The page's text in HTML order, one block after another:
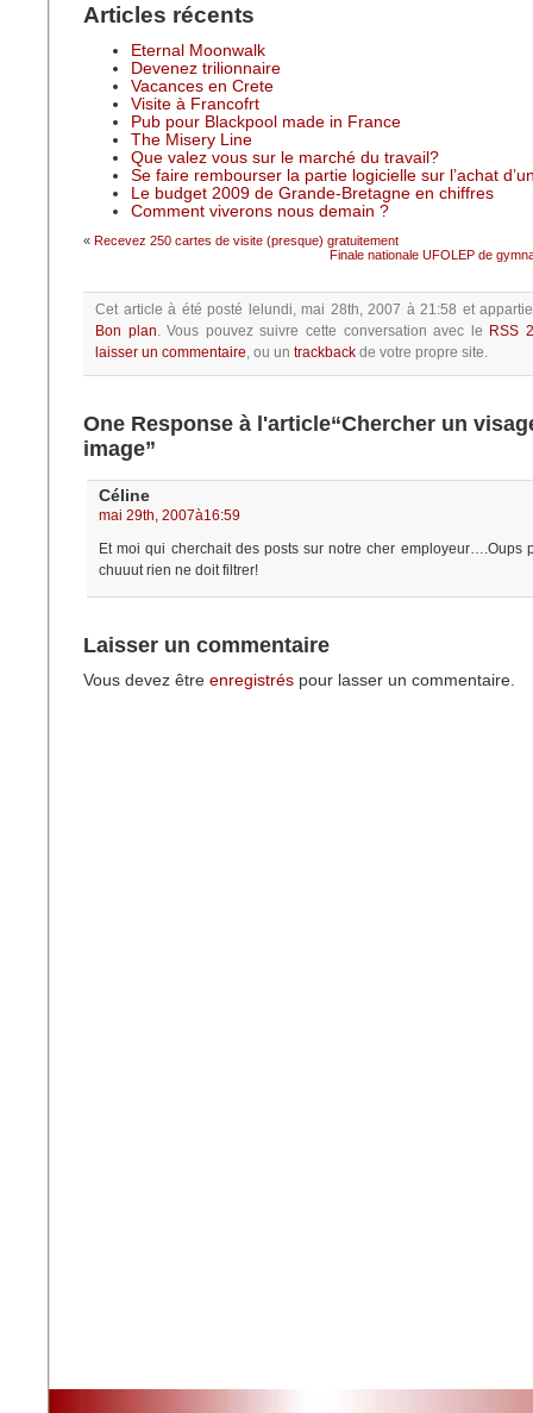
Articles récents
Eternal Moonwalk
Devenez trilionnaire
Vacances en Crete
Visite à Francofrt
Pub pour Blackpool made in France
The Misery Line
Que valez vous sur le marché du travail?
Se faire rembourser la partie logicielle sur l’achat
Le budget 2009 de Grande-Bretagne en chiffres
Comment viverons nous demain ?
« Recevez 250 cartes de visite (presque) gratuitement
Finale nationale UFOLEP de
Cet article à été posté lelundi, mai 28th, 2007 à 21:58 et
Bon plan .Vous pouvez suivre cette conversation avec le RSS
laisser un commentaire , ou un trackback de votre propre site.
One Response à l'article“Chercher un
image”
Céline
mai 29th, 2007à16:59
Et moi qui cherchait des posts sur notre cher employeur….Oups
chuuut rien ne doit filtrer!
Laisser un commentaire
Vous devez être enregistrés pour lasser un commentaire.